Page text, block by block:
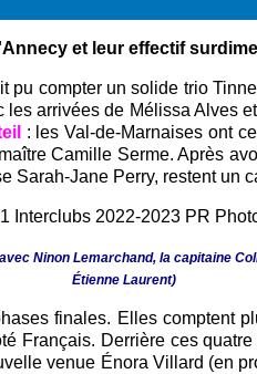
et leur effectif
compter un solide trio
les arrivées de Mélissa Alves
: les Val-de-Marnaises ont
Camille Serme. Après
Jane Perry, restent un
Ninon Lemarchand, la capitaine
Étienne Laurent)
finales. Elles comptent
Français. Derrière ces
venue Énora Villard (en